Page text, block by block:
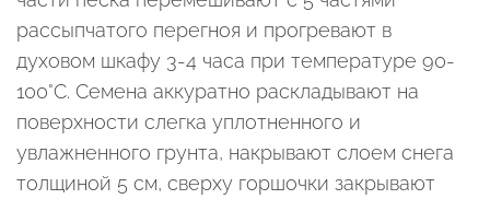
рассыпчатого перегноя и прогревают в
духовом шкафу 3-4 часа при температуре 90-
100°С. Семена аккуратно раскладывают на
поверхности слегка уплотненного и
увлажненного грунта, накрывают слоем снега
толщиной 5 см, сверху горшочки закрывают